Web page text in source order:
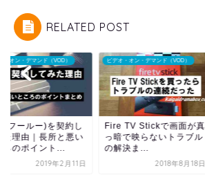
RELATED POST
・オン・デマンド（VOD）
フールー)を契約し
た理由｜長所と悪い
ろのポイント...
2019年2月11日
ビデオ・オン・デマンド（VOD）
Fire TV Stickで画面が真
っ暗で映らないトラブル
の解決ま...
2018年8月18日